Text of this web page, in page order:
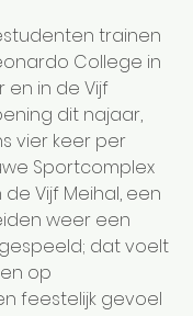
trainen
College in
en in de Vijf
dit najaar,
vier keer per
Sportcomplex
de Vijf Meihal, een
weer een
dat voelt
op
feestelijk gevoel